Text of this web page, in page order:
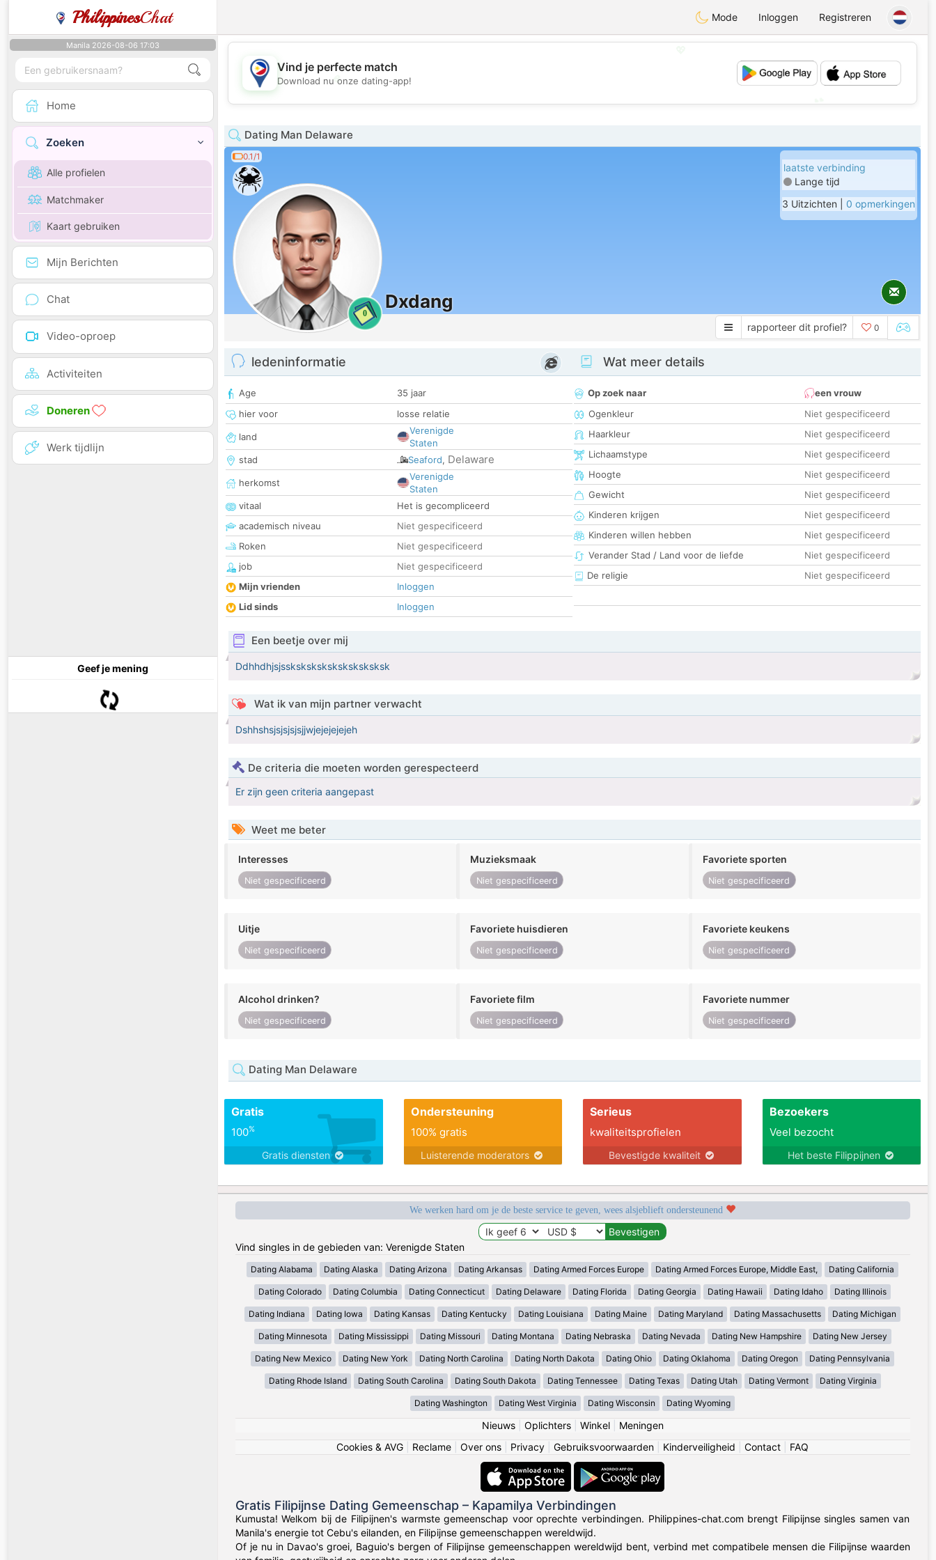
PhilippinesChat Mode Inloggen Registreren
Manila 2026-08-06 17:03
Home
Zoeken
Alle profielen
Matchmaker
Kaart gebruiken
Mijn Berichten
Chat
Video-oproep
Activiteiten
Doneren
Werk tijdlijn
Geef je mening
💖
💕
Vind je perfecte match
Download nu onze dating-app!
Dating Man Delaware
0.1/1
0
Dxdang
laatste verbinding
Lange tijd
3 Uitzichten | 0 opmerkingen
rapporteer dit profiel? 0
ledeninformatie
Age
35 jaar
hier voor
losse relatie
land
Verenigde
Staten
stad
Seaford, Delaware
herkomst
Verenigde
Staten
vitaal
Het is gecompliceerd
academisch niveau
Niet gespecificeerd
Roken
Niet gespecificeerd
job
Niet gespecificeerd
Mijn vrienden
Inloggen
Lid sinds
Inloggen
Wat meer details
Op zoek naar
een vrouw
Ogenkleur
Niet gespecificeerd
Haarkleur
Niet gespecificeerd
Lichaamstype
Niet gespecificeerd
Hoogte
Niet gespecificeerd
Gewicht
Niet gespecificeerd
Kinderen krijgen
Niet gespecificeerd
Kinderen willen hebben
Niet gespecificeerd
Verander Stad / Land voor de liefde
Niet gespecificeerd
De religie
Niet gespecificeerd
Een beetje over mij
Ddhhdhjsjssksksksksksksksksksk
Wat ik van mijn partner verwacht
Dshhshsjsjsjsjsjjwjejejejejeh
De criteria die moeten worden gerespecteerd
Er zijn geen criteria aangepast
Weet me beter
Interesses
Niet gespecificeerd
Muzieksmaak
Niet gespecificeerd
Favoriete sporten
Niet gespecificeerd
Uitje
Niet gespecificeerd
Favoriete huisdieren
Niet gespecificeerd
Favoriete keukens
Niet gespecificeerd
Alcohol drinken?
Niet gespecificeerd
Favoriete film
Niet gespecificeerd
Favoriete nummer
Niet gespecificeerd
Dating Man Delaware
Gratis
100%
Gratis diensten
Ondersteuning
100% gratis
Luisterende moderators
Serieus
kwaliteitsprofielen
Bevestigde kwaliteit
Bezoekers
Veel bezocht
Het beste Filippijnen
We werken hard om je de beste service te geven, wees alsjeblieft ondersteunend
Vind singles in de gebieden van: Verenigde Staten
Dating Alabama Dating Alaska Dating Arizona Dating Arkansas Dating Armed Forces Europe Dating Armed Forces Europe, Middle East, Dating California
Dating Colorado Dating Columbia Dating Connecticut Dating Delaware Dating Florida Dating Georgia Dating Hawaii Dating Idaho Dating Illinois
Dating Indiana Dating Iowa Dating Kansas Dating Kentucky Dating Louisiana Dating Maine Dating Maryland Dating Massachusetts Dating Michigan
Dating Minnesota Dating Mississippi Dating Missouri Dating Montana Dating Nebraska Dating Nevada Dating New Hampshire Dating New Jersey
Dating New Mexico Dating New York Dating North Carolina Dating North Dakota Dating Ohio Dating Oklahoma Dating Oregon Dating Pennsylvania
Dating Rhode Island Dating South Carolina Dating South Dakota Dating Tennessee Dating Texas Dating Utah Dating Vermont Dating Virginia
Dating Washington Dating West Virginia Dating Wisconsin Dating Wyoming
Nieuws| Oplichters| Winkel| Meningen
Cookies & AVG
Reclame Over ons Privacy Gebruiksvoorwaarden Kinderveiligheid Contact FAQ
Gratis Filipijnse Dating Gemeenschap – Kapamilya Verbindingen
Kumusta! Welkom bij de Filipijnen's warmste gemeenschap voor oprechte verbindingen. Philippines-chat.com brengt Filipijnse singles samen van
Manila's energie tot Cebu's eilanden, en Filipijnse gemeenschappen wereldwijd.
Of je nu in Davao's groei, Baguio's bergen of Filipijnse gemeenschappen wereldwijd bent, verbind met compatibele mensen die Filipijnse waarden